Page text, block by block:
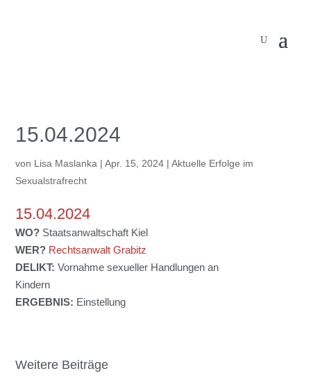
15.04.2024
von Lisa Maslanka |Apr. 15, 2024 |Aktuelle Erfolge im
Sexualstrafrecht
15.04.2024
WO? Staatsanwaltschaft Kiel
WER? Rechtsanwalt Grabitz
DELIKT:Vornahme sexueller Handlungen an
Kindern
ERGEBNIS: Einstellung
Weitere Beiträge